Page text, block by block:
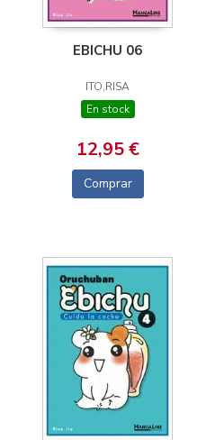
EBICHU 06
ITO,RISA
En stock
12,95 €
Comprar